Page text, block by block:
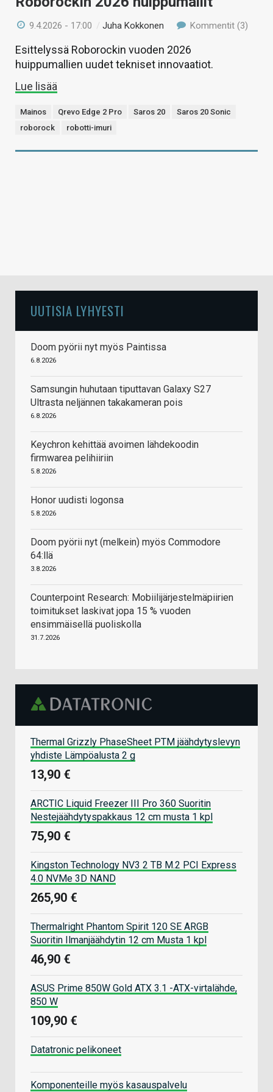
9.4.2026 - 17:00 /Juha Kokkonen Kommentit (3)
Esittelyssä Roborockin vuoden 2026
huippumallien uudet tekniset innovaatiot.
Lue lisää
Mainos Qrevo Edge 2 Pro Saros 20
Saros 20 Sonic
roborock
robotti-imuri
UUTISIA LYHYESTI
Doom pyörii nyt myös Paintissa
6.8.2026
Samsungin huhutaan tiputtavan Galaxy S27
Ultrasta neljännen takakameran pois
6.8.2026
Keychron kehittää avoimen lähdekoodin
firmwarea pelihiiriin
5.8.2026
Honor uudisti logonsa
5.8.2026
Doom pyörii nyt (melkein) myös Commodore
64:llä
3.8.2026
Counterpoint Research: Mobiilijärjestelmäpiirien
toimitukset laskivat jopa 15 % vuoden
ensimmäisellä puoliskolla
31.7.2026
Thermal Grizzly PhaseSheet PTM jäähdytyslevyn
yhdiste Lämpöalusta 2 g
13,90 €
ARCTIC Liquid Freezer III Pro 360 Suoritin
Nestejäähdytyspakkaus 12 cm musta 1 kpl
75,90 €
Kingston Technology NV3 2 TB M.2 PCI Express
4.0 NVMe 3D NAND
265,90 €
Thermalright Phantom Spirit 120 SE ARGB
Suoritin Ilmanjäähdytin 12 cm Musta 1 kpl
46,90 €
ASUS Prime 850W Gold ATX 3.1 -ATX-virtalähde,
850 W
109,90 €
Datatronic pelikoneet
Komponenteille myös kasauspalvelu